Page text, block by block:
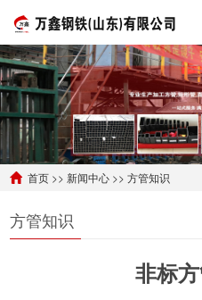
首页 >> 新闻中心 >>方管知识
方管知识
非标